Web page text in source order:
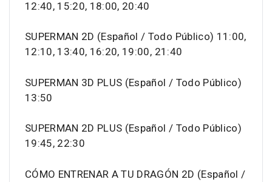
12:40, 15:20, 18:00, 20:40
SUPERMAN 2D (Español / Todo Público) 11:00,
12:10, 13:40, 16:20, 19:00, 21:40
SUPERMAN 3D PLUS (Español / Todo Público)
13:50
SUPERMAN 2D PLUS (Español / Todo Público)
19:45, 22:30
CÓMO ENTRENAR A TU DRAGÓN 2D (Español /